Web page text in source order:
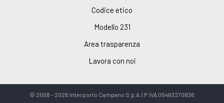
Codice etico
Modello 231
Area trasparenza
Lavora con noi
© 2008 - 2026 Interporto Campano S.p.A. | P.IVA 05463270636